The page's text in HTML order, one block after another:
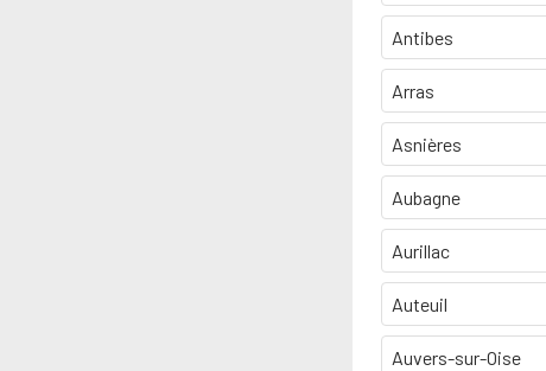
Antibes
Arras
Asnières
Aubagne
Aurillac
Auteuil
Auvers-sur-Oise